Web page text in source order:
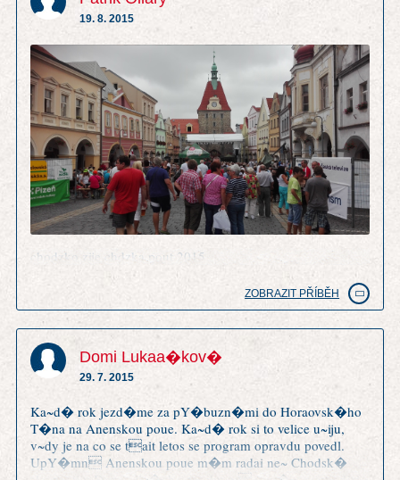
19. 8. 2015
chodzko zije chdzka pout 2015
ZOBRAZIT PŘÍBĚH
Domi Lukaa�kov�
29. 7. 2015
Ka~d� rok jezd�me za pY�buzn�mi do Horaovsk�ho
T�na na Anenskou poue. Ka~d� rok si to velice u~iju,
v~dy je na co se tait letos se program opravdu povedl.
UpY�mn Anenskou poue m�m radai ne~ Chodsk�